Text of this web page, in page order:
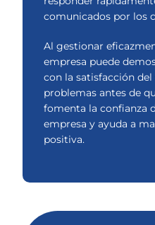
comunicados por los
Al gestionar
empresa puede
con la satisfacción
problemas antes de
fomenta la confianza
empresa y ayuda a
positiva.